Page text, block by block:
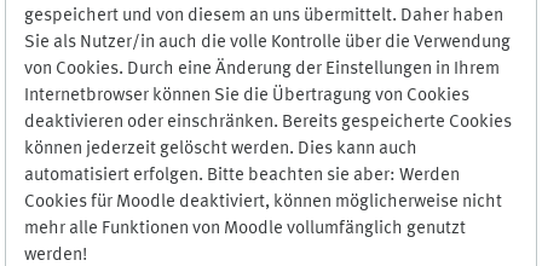
gespeichert und von diesem an uns übermittelt. Daher haben
Sie als Nutzer/in auch die volle Kontrolle über die Verwendung
von Cookies. Durch eine Änderung der Einstellungen in Ihrem
Internetbrowser können Sie die Übertragung von Cookies
deaktivieren oder einschränken. Bereits gespeicherte Cookies
können jederzeit gelöscht werden. Dies kann auch
automatisiert erfolgen. Bitte beachten sie aber: Werden
Cookies für Moodle deaktiviert, können möglicherweise nicht
mehr alle Funktionen von Moodle vollumfänglich genutzt
werden!